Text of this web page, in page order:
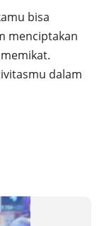
bisa
menciptakan
dalam